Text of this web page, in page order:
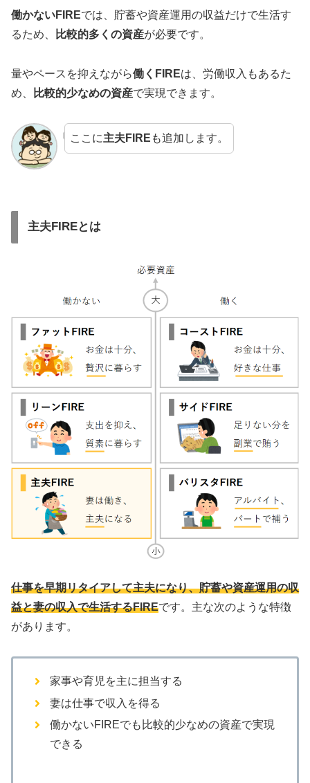
働かないFIREでは、貯蓄や資産運用の収益だけで生活す
るため、
比較的多くの資産が必要です。
量やペースを抑えながら働くFIREは、労働収入もあるた
め、
比較的少なめの資産で実現できます。
ここに主夫FIRE も追加します。
主夫FIREとは
仕事を早期リタイアして主夫になり、貯蓄や資産運用の収
益と妻の収入で生活するFIREです。主な次のような特徴
があります。
家事や育児を主に担当する
妻は仕事で収入を得る
働かないFIREでも比較的少なめの資産で実現
できる